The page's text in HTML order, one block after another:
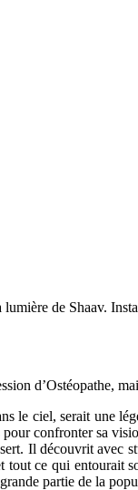
de Shaav.
d’Ostéopathe,
le ciel, serait une
confronter sa
Il découvrit avec
ce qui entourait
partie de la